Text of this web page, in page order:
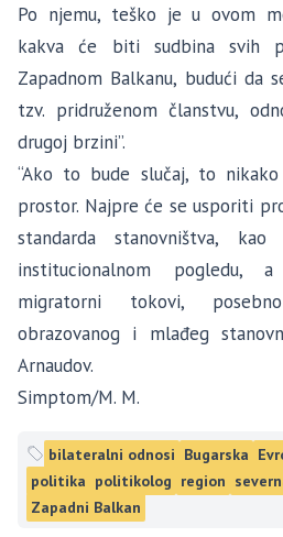
Po njemu, teško je u ovom
kakva će biti sudbina svih
Zapadnom Balkanu, budući da
tzv. pridruženom članstvu,
drugoj brzini”.
“Ako to bude slučaj, to
prostor. Najpre će se usporiti
standarda stanovništva,
institucionalnom
migratorni tokovi,
obrazovanog i mlađeg
Arnaudov.
Simptom/M. M.
bilateralni odnosi Bugarska
politika politikolog region
Zapadni Balkan